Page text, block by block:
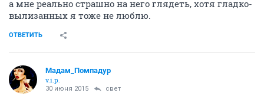
а мне реально страшно на него глядеть, хотя гладко-
вылизанных я тоже не люблю.
ОТВЕТИТЬ
Мадам_Помпадур
v.i.p.
30 июня 2015 свет